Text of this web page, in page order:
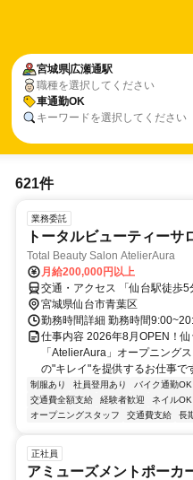
宮城県広瀬通駅
職種を選択してください
車通勤OK
キーワードを選択してください
621件
業務委託
トータルビューティーサ
Total Beauty Salon AtelierAura
月給200,000円以上
交通・アクセス 「仙台駅徒歩5
宮城県仙台市青葉区
勤務時間詳細 勤務時間
仕事内容 2026年8月OPEN！
「AtelierAura」オープニング
の"キレイ"を提供するお仕事で
制服あり 社員登用あり バイク通勤OK
交通費全額支給
経験者歓迎 ネイルOK
オープニングスタッフ
交通費支給 長
正社員
アミューズメントポーカ